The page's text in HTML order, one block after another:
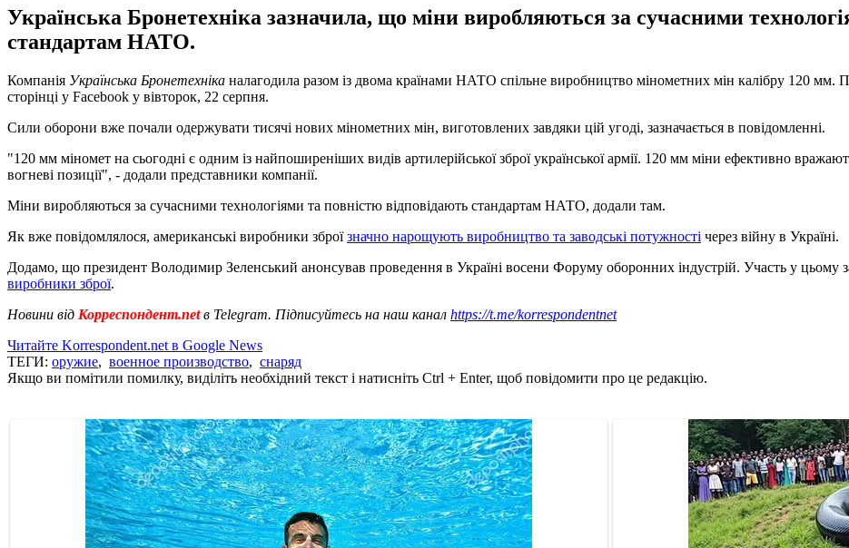
Українська Бронетехніка зазначила, що міни виробляються за сучасними
стандартам НАТО.
Компанія Українська Бронетехніка налагодила разом із двома країнами НАТО спільне виробництво мінометних мін калібру 120 мм.
сторінці у Facebook у вівторок, 22 серпня.
Сили оборони вже почали одержувати тисячі нових мінометних мін, виготовлених завдяки цій угоді, зазначається в повідомленні.
"120 мм міномет на сьогодні є одним із найпоширеніших видів артилерійської зброї української армії. 120 мм міни ефективно
вогневі позиції", - додали представники компанії.
Міни виробляються за сучасними технологіями та повністю відповідають стандартам НАТО, додали там.
Як вже повідомлялося, американські виробники зброїзначно нарощують виробництво та заводські потужності через війну в Україні.
Додамо, що президент Володимир Зеленський анонсував проведення в Україні восени Форуму оборонних індустрій. Участь у цьому
виробники зброї.
Новини від Корреспондент.netв Telegram. Підписуйтесь на наш канал https://t.me/korrespondentnet
Читайте Korrespondent.net в Google News
ТЕГИ: оружие, военное производство, снаряд
Якщо ви помітили помилку, виділіть необхідний текст і натисніть Ctrl + Enter, щоб повідомити про це редакцію.